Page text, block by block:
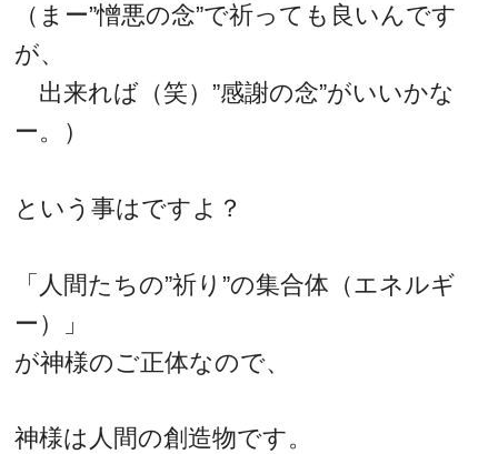
（まー”憎悪の念”で祈っても良いんです
が、
出来れば（笑）”感謝の念”がいいかな
ー。）
という事はですよ？
「人間たちの”祈り”の集合体（エネルギ
ー）」
が神様のご正体なので、
神様は人間の創造物です。